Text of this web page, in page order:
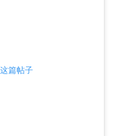
篇帖子